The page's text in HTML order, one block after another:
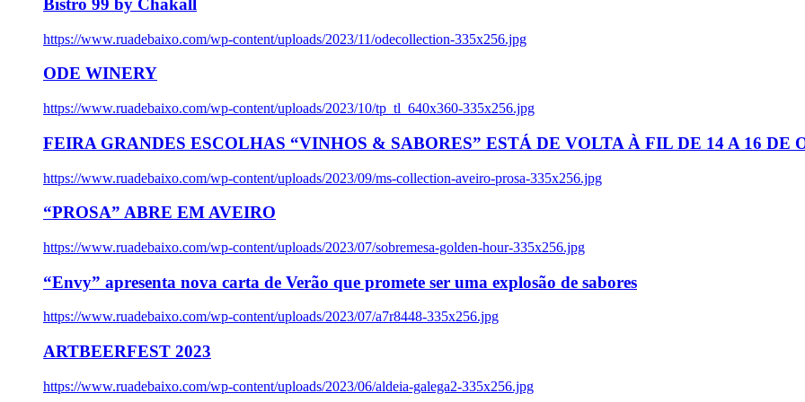
Bistro 99 by Chakall
https://www.ruadebaixo.com/wp-content/uploads/2023/11/odecollection-335x256.jpg
ODE WINERY
https://www.ruadebaixo.com/wp-content/uploads/2023/10/tp_tl_640x360-335x256.jpg
FEIRA GRANDES ESCOLHAS “VINHOS & SABORES” ESTÁ DE VOLTA À FIL DE 14 A 16 DE
https://www.ruadebaixo.com/wp-content/uploads/2023/09/ms-collection-aveiro-prosa-335x256.jpg
“PROSA” ABRE EM AVEIRO
https://www.ruadebaixo.com/wp-content/uploads/2023/07/sobremesa-golden-hour-335x256.jpg
“Envy” apresenta nova carta de Verão que promete ser uma explosão de sabores
https://www.ruadebaixo.com/wp-content/uploads/2023/07/a7r8448-335x256.jpg
ARTBEERFEST 2023
https://www.ruadebaixo.com/wp-content/uploads/2023/06/aldeia-galega2-335x256.jpg